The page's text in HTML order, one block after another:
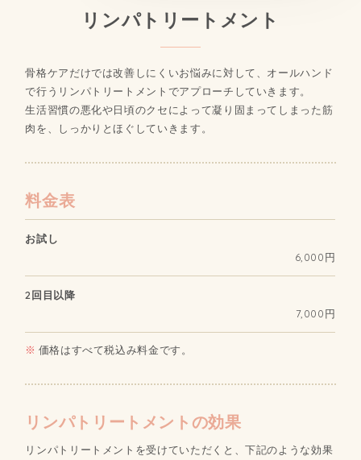
リンパトリートメント
骨格ケアだけでは改善しにくいお悩みに対して、オールハンド
で行うリンパトリートメントでアプローチしていきます。
生活習慣の悪化や日頃のクセによって凝り固まってしまった筋
肉を、しっかりとほぐしていきます。
料金表
お試し
6,000円
2回目以降
7,000円
価格はすべて税込み料金です。
リンパトリートメントの効果
リンパトリートメントを受けていただくと、下記のような効果